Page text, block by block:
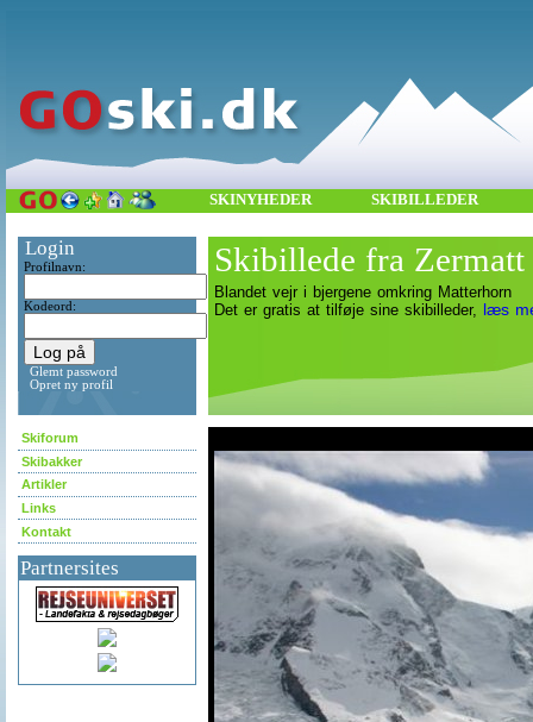
SKINYHEDER SKIBILLEDER
Login
Profilnavn:
Kodeord:
Glemt password
Opret ny profil
Skiforum
Skibakker
Artikler
Links
Kontakt
Partnersites
Skibillede fra
Blandet vejr i bjergene omkring Matterhorn
Det er gratis at tilføje sine skibilleder, læs